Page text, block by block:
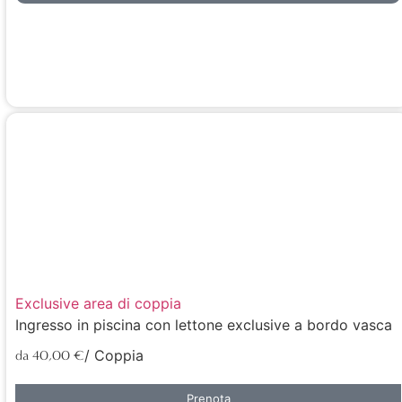
Exclusive area di coppia
Ingresso in piscina con lettone exclusive a bordo vasca
da 40,00 €/ Coppia
Prenota